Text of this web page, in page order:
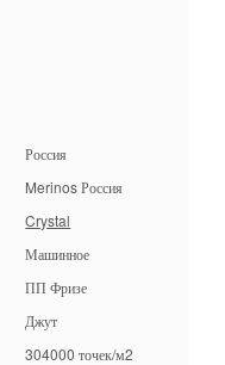
Россия
Merinos Россия
Crystal
Машинное
ПП Фризе
Джут
304000 точек/м2